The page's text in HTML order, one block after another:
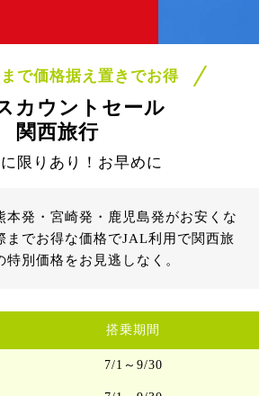
で価格据え置きでお得
カウントセール
関西旅行
限りあり！お早めに
本発・宮崎発・鹿児島発がお安くな
までお得な価格でJAL利用で関西旅
別価格をお見逃しなく。
搭乗期間
7/1～9/30